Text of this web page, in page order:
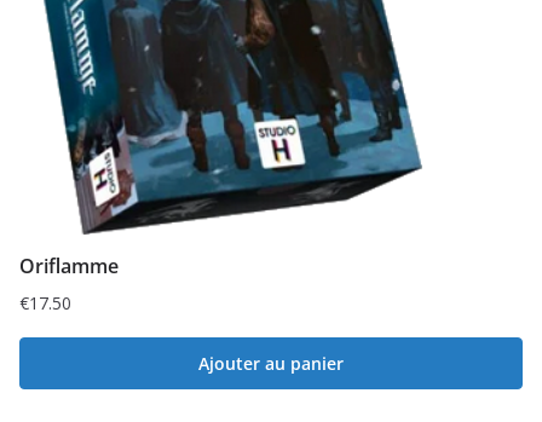
Oriflamme
€17.50
Ajouter au panier